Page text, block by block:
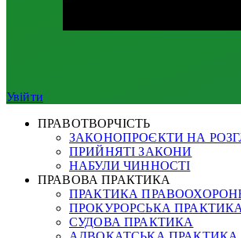
Увійти
ПРАВОТВОРЧІСТЬ
ЗАКОНОПРОЄКТИ НА
ПРИЙНЯТІ ЗАКОНИ
НАБУЛИ ЧИННОСТІ
ПРАВОВА ПРАКТИКА
ПРАКТИКА
ПРОКУРОРСЬКА ПРАКТИКА
СУДОВА ПРАКТИКА